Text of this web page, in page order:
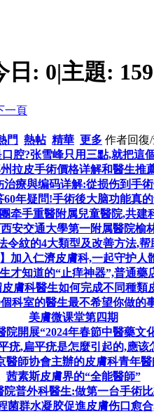
日: 0|主題: 159
一頁
門 熱帖 精華 更多 作者回復
腔?张雪峰只用三點,就把這
拉皮手術價格详解和醫生推
治療與编码详解:從损伤到手
年疑問!手術後大脑功能真
牵手重醫附属兒童醫院,共建
安交通大學第一附属醫院榆
令紋的4大類型及改善方法,帮
】加入仁濟皮膚科,一起守护人
才知道的“止痒神器”,普通藥
膚科醫生如何完成不同種類
個科室的醫生最不希望你做的
美膚微课堂第四期
院開展“2024年春節中醫藥文
疣,扁平疣是怎麼引起的,應该
醫師协會主辦的皮膚科青年
茜素斯皮膚界的“全能醫師”
院普外科醫生:做第一台手術
菌群水凝胶促進皮膚伤口愈